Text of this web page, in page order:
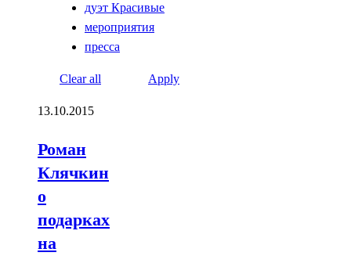
дуэт Красивые
мероприятия
пресса
Clear all Apply
13.10.2015
Роман
Клячкин
о
подарках
на